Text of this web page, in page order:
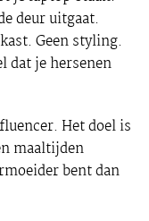
deur uitgaat.
Geen styling.
dat je hersenen
Het doel is
maaltijden
bent dan